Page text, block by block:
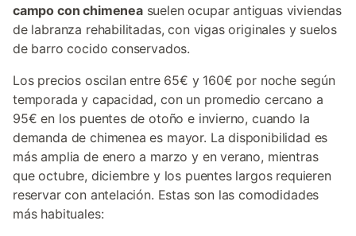
campo con chimeneasuelen ocupar antiguas viviendas
de labranza rehabilitadas, con vigas originales y suelos
de barro cocido conservados.
Los precios oscilan entre 65€ y 160€ por noche según
temporada y capacidad, con un promedio cercano a
95€ en los puentes de otoño e invierno, cuando la
demanda de chimenea es mayor. La disponibilidad es
más amplia de enero a marzo y en verano, mientras
que octubre, diciembre y los puentes largos requieren
reservar con antelación. Estas son las comodidades
más habituales: